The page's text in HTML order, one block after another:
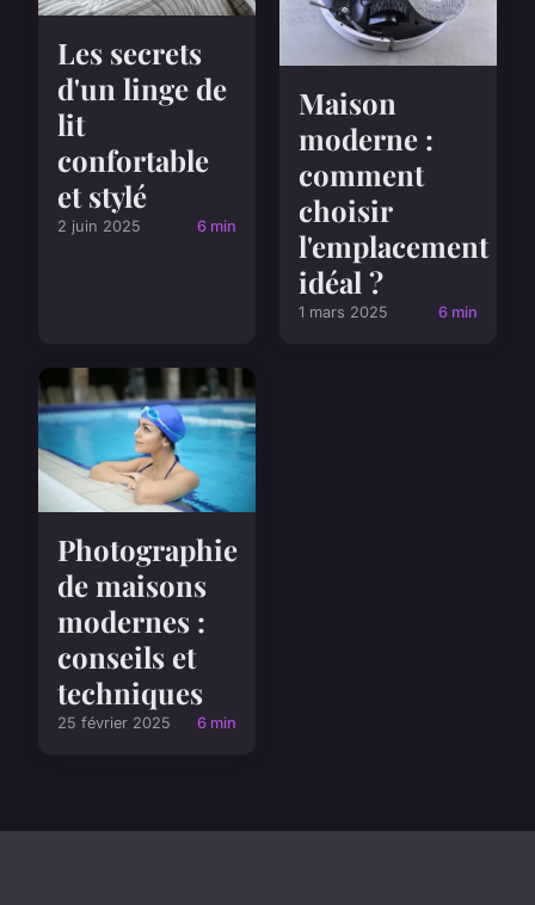
Les secrets
d'un linge de
lit
confortable
et stylé
2 juin 2025 6 min
Maison
moderne :
comment
choisir
l'emplacement
idéal ?
1 mars 2025 6 min
Photographie
de maisons
modernes :
conseils et
techniques
25 février 2025 6 min